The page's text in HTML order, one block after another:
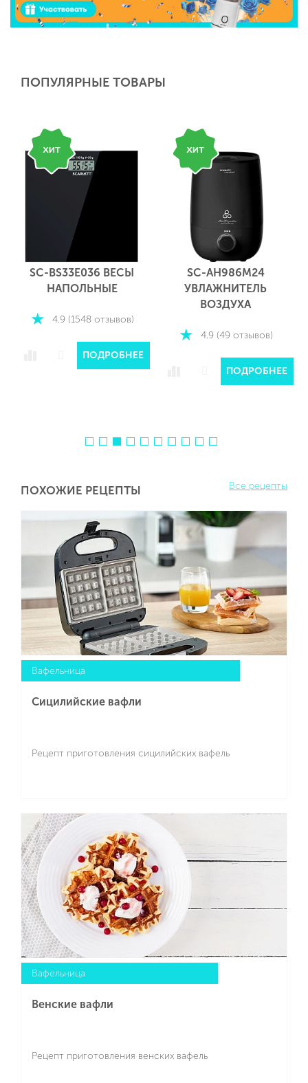
ПОПУЛЯРНЫЕ ТОВАРЫ
SC-BS33E036 ВЕСЫ
НАПОЛЬНЫЕ
4.9 (1548 отзывов)
ПОДРОБНЕЕ
SC-AH986M24
УВЛАЖНИТЕЛЬ
ВОЗДУХА
4.9 (49 отзывов)
ПОДРОБНЕЕ
ПОХОЖИЕ РЕЦЕПТЫ Все рецепты
Вафельница
Сицилийские вафли
Рецепт приготовления сицилийских вафель
Подробнее
Вафельница
Венские вафли
Рецепт приготовления венских вафель